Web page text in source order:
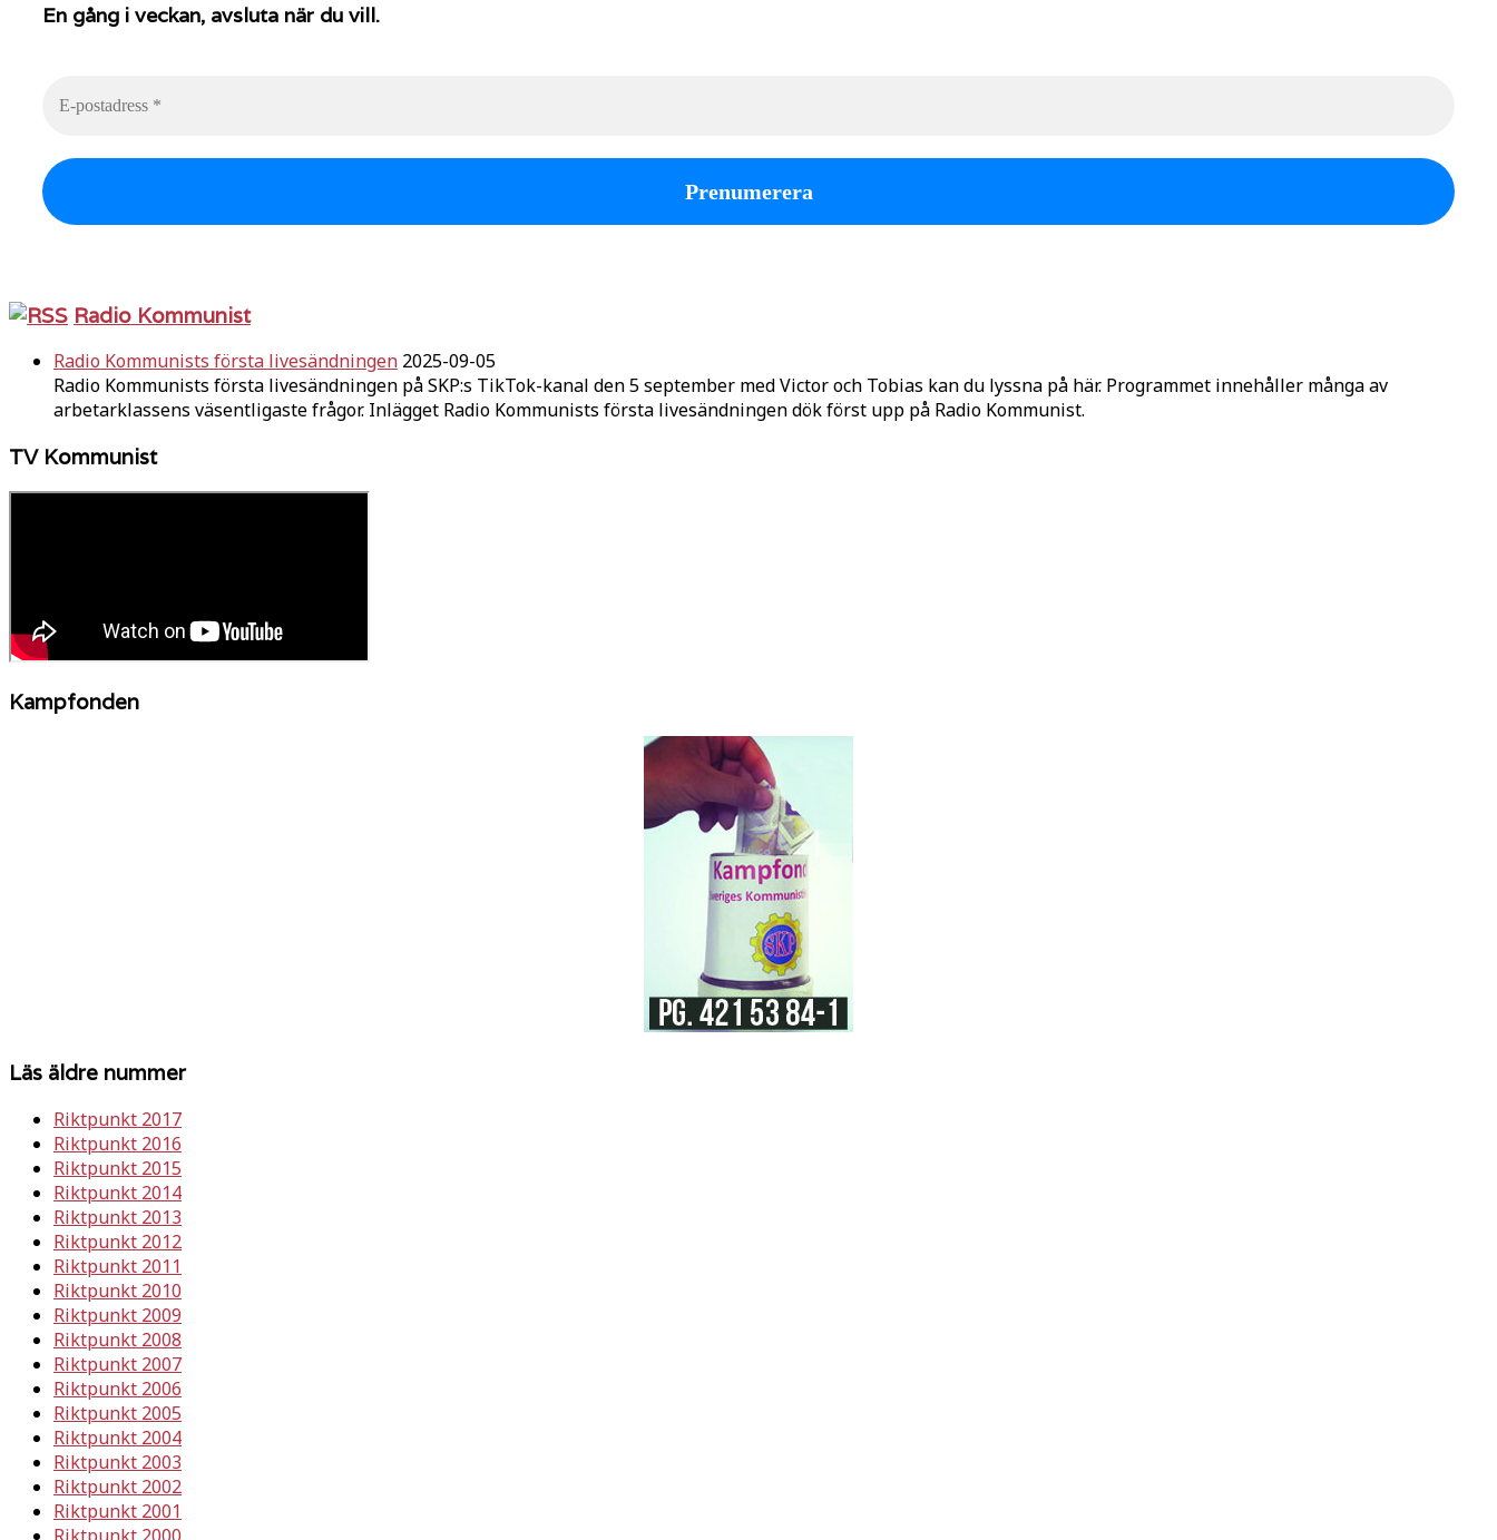
En gång i veckan, avsluta när du vill.
Radio Kommunist
Radio Kommunists första livesändningen 2025-09-05
Radio Kommunists första livesändningen på SKP:s TikTok-kanal den 5 september med Victor och Tobias kan du lyssna på här. Programmet innehåller många av
arbetarklassens väsentligaste frågor. Inlägget Radio Kommunists första livesändningen dök först upp på Radio Kommunist.
TV Kommunist
Kampfonden
Läs äldre nummer
Riktpunkt 2017
Riktpunkt 2016
Riktpunkt 2015
Riktpunkt 2014
Riktpunkt 2013
Riktpunkt 2012
Riktpunkt 2011
Riktpunkt 2010
Riktpunkt 2009
Riktpunkt 2008
Riktpunkt 2007
Riktpunkt 2006
Riktpunkt 2005
Riktpunkt 2004
Riktpunkt 2003
Riktpunkt 2002
Riktpunkt 2001
Riktpunkt 2000